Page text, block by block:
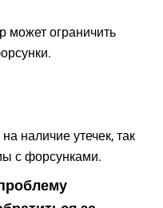
может ограничить
наличие утечек, так
с форсунками.